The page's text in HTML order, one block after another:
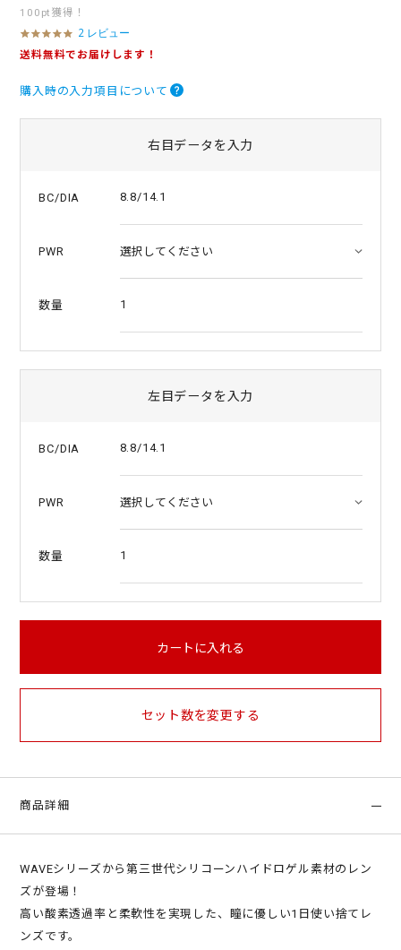
100pt獲得！
5
.
t
n
2 レビュー
送料無料でお届けします！
購入時の入力項目について
右目データを入力
BC/DIA 8.8/14.1
PWR
数量 1
左目データを入力
BC/DIA 8.8/14.1
PWR
数量 1
カートに入れる
セット数を変更する
商品詳細
WAVEシリーズから第三世代シリコーンハイドロゲル素材のレン
ズが登場！
高い酸素透過率と柔軟性を実現した、瞳に優しい1日使い捨てレ
ンズです。